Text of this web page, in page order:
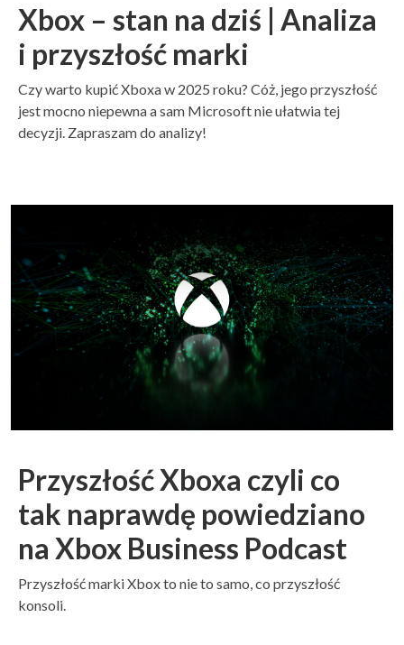
Xbox – stan na dziś | Analiza
i przyszłość marki
Czy warto kupić Xboxa w 2025 roku? Cóż, jego przyszłość
jest mocno niepewna a sam Microsoft nie ułatwia tej
decyzji. Zapraszam do analizy!
Przyszłość Xboxa czyli co
tak naprawdę powiedziano
na Xbox Business Podcast
Przyszłość marki Xbox to nie to samo, co przyszłość
konsoli.